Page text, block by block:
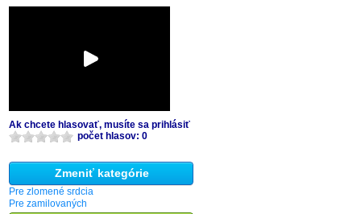
Ak chcete hlasovať, musíte sa prihlásiť
počet hlasov: 0
Zmeniť kategórie
Pre zlomené srdcia
Pre zamilovaných